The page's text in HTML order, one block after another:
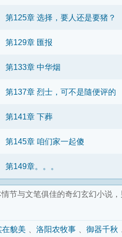
第125章 选择，要人还是要猪？
第129章 匯报
第133章 中华烟
第137章 烈士，可不是隨便评的
第141章 下葬
第145章 咱们家一起傻
第149章。。。
节与文笔俱佳的奇幻玄幻小说
在貌美 洛阳农牧事 御器千秋